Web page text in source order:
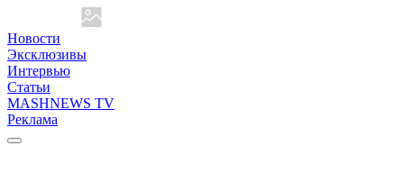
Новости
Эксклюзивы
Интервью
Статьи
MASHNEWS TV
Реклама